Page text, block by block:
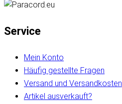
Service
Mein Konto
Häufig gestellte Fragen
Versand und Versandkosten
Artikel ausverkauft?